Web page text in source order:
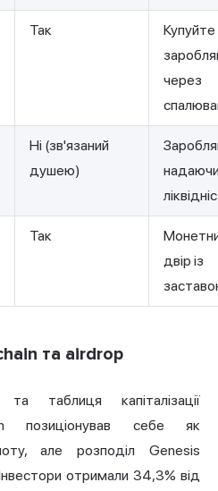
Так
через
Ні (зв'язаний
душею)
Так
двір із
та airdrop
таблиця капіталізації
позиціонував себе як
але розподіл Genesis
отримали 34,3% від